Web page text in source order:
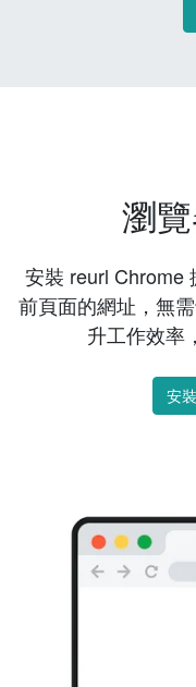
瀏
安裝 reurl Chrome
前頁面的網址，無
升工作效率
安